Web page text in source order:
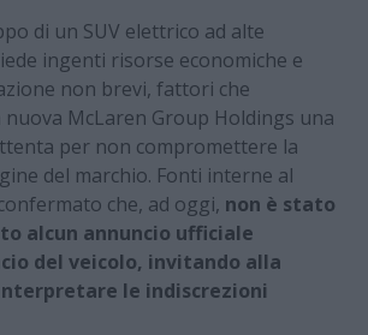
di un SUV elettrico ad alte
ingenti risorse economiche e
non brevi, fattori che
McLaren Group Holdings una
per non compromettere la
del marchio. Fonti interne al
che, ad oggi, non è stato
alcun annuncio ufficiale
del veicolo, invitando alla
le indiscrezioni